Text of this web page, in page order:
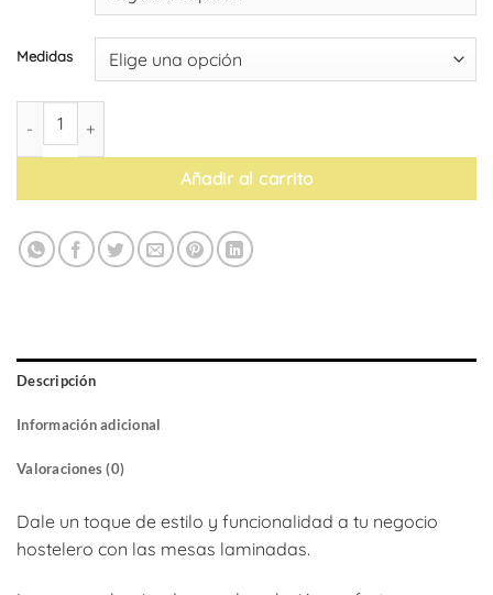
Medidas
Añadir al carrito
Descripción
Información adicional
Valoraciones (0)
Dale un toque de estilo y funcionalidad a tu negocio
hostelero con las mesas laminadas.